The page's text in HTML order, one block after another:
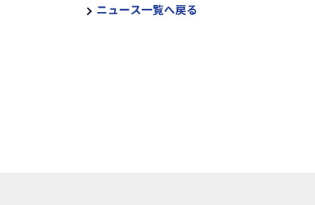
ニュース一覧へ戻る